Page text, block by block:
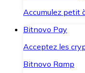
Accumulez petit
Bitnovo Pay
Acceptez les
Bitnovo Ramp